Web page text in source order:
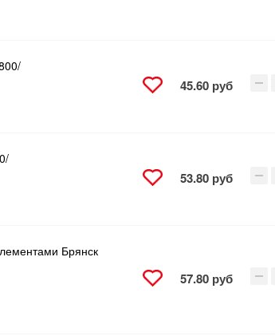
45.60 руб
53.80 руб
Брянск
57.80 руб